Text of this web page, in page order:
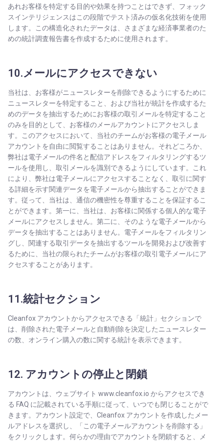
あれお客様を特定する目的や効果を持つことはできず、フォック
スインテリジェンスはこの段階でテスト済みの仮名化技術を使用
します。この構造化されたデータは、さまざまな経済事業者のた
めの統計調査報告書を作成するために使用されます。
10.メールにアクセスできない
当社は、お客様がニュースレターを削除できるようにするために
ニュースレターを特定すること、および当社が統計を作成するた
めのデータを抽出するためにお客様の取引メールを特定すること
のみを目的として、お客様のメールアカウントにアクセスしま
す。このアクセスにおいて、当社のチームがお客様の電子メール
アカウントを自由に閲覧することはありません。それどころか、
弊社は電子メールの件名と配信アドレスをフィルタリングするツ
ールを使用し、取引メールを識別できるようにしています。これ
により、弊社は電子メールにアクセスすることなく、取引に関す
る詳細を示す関連データを電子メールから抽出することができま
す。従って、当社は、通信の機密性を尊重することを保証するこ
とができます。第一に、当社は、お客様に関係する個人的な電子
メールにアクセスしません。第二に、そのような電子メールから
データを抽出することはありません。電子メールをフィルタリン
グし、関連する取引データを抽出するツールを開発および改善す
るために、当社の限られたチームがお客様の取引電子メールにア
クセスすることがあります。
11.統計セクション
Cleanfox アカウントからアクセスできる「統計」セクションで
は、削除された電子メールと自動削除を決定したニュースレター
の数、オンライン購入の数に関する統計を表示できます。
12. アカウントの停止と閉鎖
アカウントは、ウェブサイト www.cleanfox.io からアクセスでき
る FAQ に記載されている手順に従って、いつでも閉じることがで
きます。アカウント設定で、Cleanfox アカウントを作成したメー
ルアドレスを選択し、「この電子メールアカウントを削除する」
をクリックします。何らかの理由でアカウントを閉鎖すると、メ